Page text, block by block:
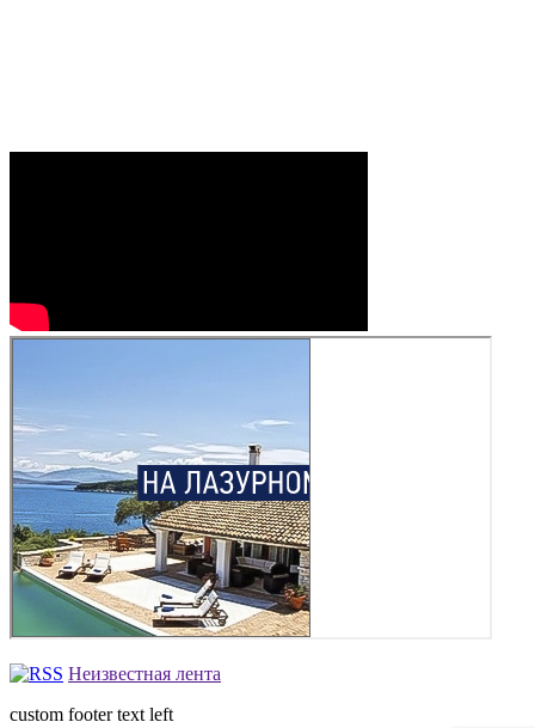
Неизвестная лента
custom footer text left